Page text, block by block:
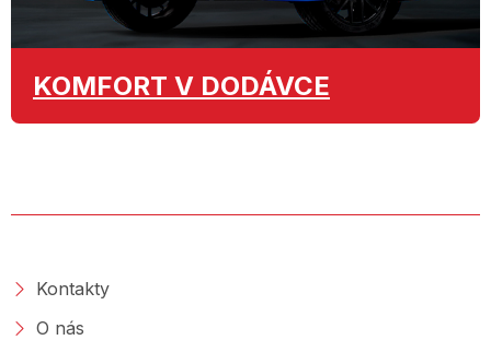
KOMFORT V DODÁVCE
Kontakty
O nás